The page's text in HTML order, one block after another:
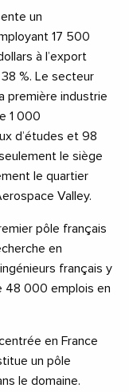
un
17 500
à l’export
%. Le secteur
première industrie
1 000
d’études et 98
le siège
le quartier
Valley.
pôle français
en
français y
48 000 emplois en
en France
un pôle
le domaine.